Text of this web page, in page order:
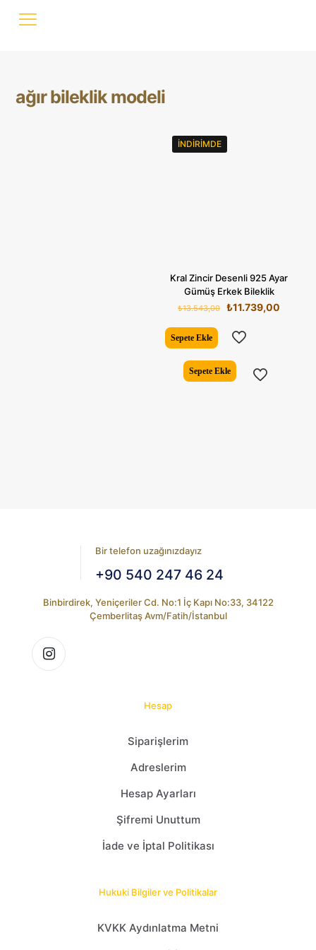
ağır bileklik modeli
İNDIRIMDE
Kral Zincir Desenli 925 Ayar
Gümüş Erkek Bileklik
₺13.543,00
Orijinal
₺13.543,00.
₺11.739,00
Sepete Ekle
Sepete Ekle
Bir telefon uzağınızdayız
+90 540 247 46 24
Binbirdirek, Yeniçeriler Cd. No:1 İç Kapı No:33, 34122
Çemberlitaş Avm/Fatih/İstanbul
Hesap
Siparişlerim
Adreslerim
Hesap Ayarları
Şifremi Unuttum
İade ve İptal Politikası
Hukuki Bilgiler ve Politikalar
KVKK Aydınlatma Metni